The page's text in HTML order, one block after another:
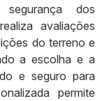
dos
avaliações
do terreno e
a escolha e a
e seguro para
permite